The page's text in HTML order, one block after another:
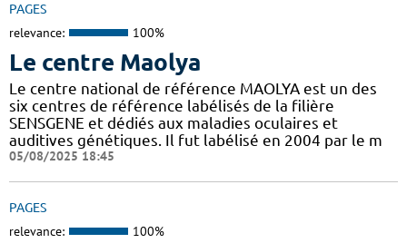
PAGES
relevance: 100%
Le centre Maolya
Le centre national de référence MAOLYA est un des
six centres de référence labélisés de la filière
SENSGENE et dédiés aux maladies oculaires et
auditives génétiques. Il fut labélisé en 2004 par le m
05/08/2025 18:45
PAGES
relevance: 100%